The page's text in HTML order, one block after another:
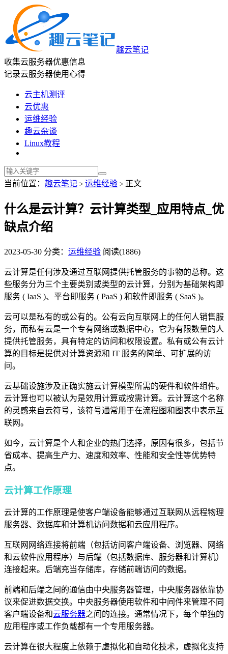
趣云笔记
收集云服务器优惠信息
记录云服务器使用心得
云主机测评
云优惠
运维经验
趣云杂谈
Linux教程
当前位置： 趣云笔记 > 运维经验 > 正文
什么是云计算？云计算类型_应用特点_优
缺点介绍
2023-05-30 分类： 运维经验 阅读(1886)
云计算是任何涉及通过互联网提供托管服务的事物的总称。这
些服务分为三个主要类别或类型的云计算，分别为基础架构即
服务 ( IaaS )、平台即服务 ( PaaS ) 和软件即服务 ( SaaS )。
云可以是私有的或公有的。公有云向互联网上的任何人销售服
务，而私有云是一个专有网络或数据中心，它为有限数量的人
提供托管服务，具有特定的访问和权限设置。私有或公有云计
算的目标是提供对计算资源和 IT 服务的简单、可扩展的访
问。
云基础设施涉及正确实施云计算模型所需的硬件和软件组件。
云计算也可以被认为是效用计算或按需计算。云计算这个名称
的灵感来自云符号，该符号通常用于在流程图和图表中表示互
联网。
如今，云计算是个人和企业的热门选择，原因有很多，包括节
省成本、提高生产力、速度和效率、性能和安全性等优势特
点。
云计算工作原理
云计算的工作原理是使客户端设备能够通过互联网从远程物理
服务器、数据库和计算机访问数据和云应用程序。
互联网网络连接将前端（包括访问客户端设备、浏览器、网络
和云软件应用程序）与后端（包括数据库、服务器和计算机）
连接起来。后端充当存储库，存储前端访问的数据。
前端和后端之间的通信由中央服务器管理，中央服务器依靠协
议来促进数据交换。中央服务器使用软件和中间件来管理不同
客户端设备和云服务器之间的连接。通常情况下，每个单独的
应用程序或工作负载都有一个专用服务器。
云计算在很大程度上依赖于虚拟化和自动化技术，虚拟化支持